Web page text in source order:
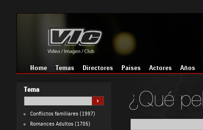
Home Temas Directores Países Actores Años
Tema
Conflictos familiares(1997)
Romances Adultos(1705)